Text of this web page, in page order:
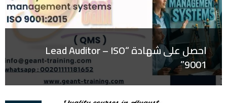
احصل على شهادة “Lead Auditor – ISO
9001”